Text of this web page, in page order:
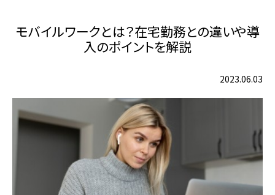
モバイルワークとは？在宅勤務との違いや導
入のポイントを解説
2023.06.03